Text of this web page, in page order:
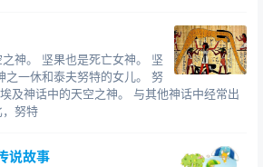
神。 坚果也是死亡女神。 坚
之一休和泰夫努特的女儿。 努
及神话中的天空之神。 与其他神话中经常出
努特
说故事